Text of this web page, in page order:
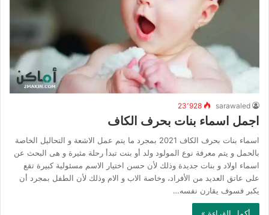
sarawaled 23٬928
اجمل اسماء بنات بحرف الكاف
اسماء بنات بحرف الكاف 2021 بمجرد ما يتم عمل الاشعة و التحاليل الخاصة
بالحمل و يتم معرفة نوع المولود ولد أو بنت تبدأ رحلة مثيرة و هى البحث عن
اسماء اولاد و بنات جديدة وذلك لأن حسن اختيار الاسم مسئولية كبيرة تقع
على عاتق العديد من الأفراد، وخاصة الاب و الام وذلك لأن الطفل بمجرد أن
يكبر فسوف يقارن نفسه…